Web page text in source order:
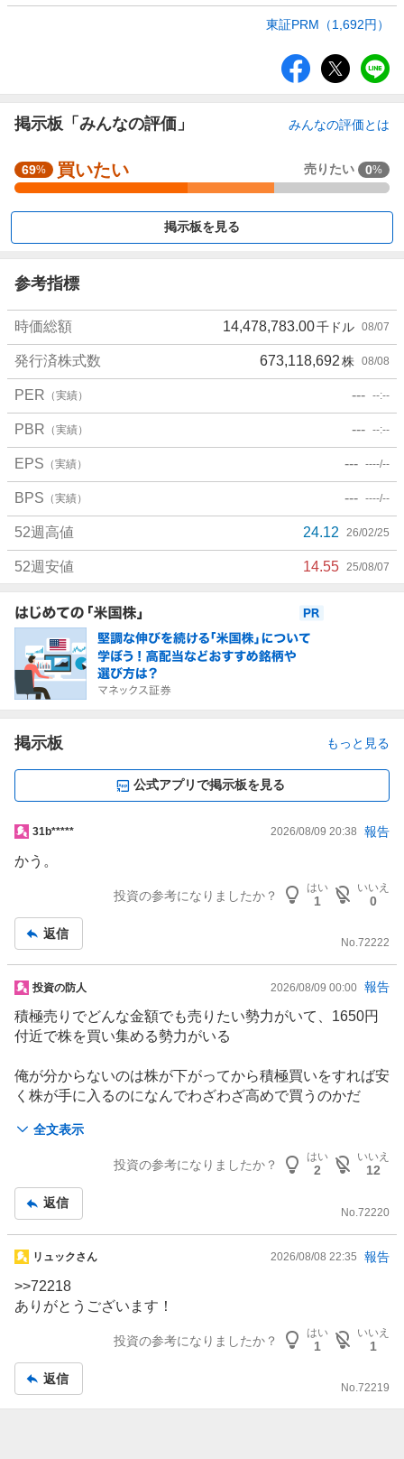
東証PRM（1,692円）
ア
掲示板「みんなの評価」 みんなの評価とは
強
く
た
4
.
1
5
%
、
買
い
た
い
2
3
0
8
%
、
様
子
見
3
0
.
%
、
売
り
0
強
く
売
り
い
0
69% 買いたい 売りたい 0%
掲示板を見る
参考指標
時価総額 14,478,783.00千ドル 08/07
発行済株式数 673,118,692株 08/08
PER （実績） --- --:--
PBR （実績） --- --:--
EPS （実績） --- ----/--
BPS （実績） --- ----/--
52週高値 24.12 26/02/25
52週安値 14.55 25/08/07
掲示板 もっと見る
公式アプリで掲示板を見る
掲
板
31b***** 2026/08/09 20:38 報告
かう。
投資の参考になりましたか？
はい
1
いいえ
0
返信
No.72222
掲
示
板
記
事
投資の防人 2026/08/09 00:00 報告
全文表示
積極売りでどんな金額でも売りたい勢力がいて、1650円
付近で株を買い集める勢力がいる
俺が分からないのは株が下がってから積極買いをすれば安
く株が手に入るのになんでわざわざ高めで買うのかだ
こんな状況だと株が上がるか下がるか分からんから様子見
投資の参考になりましたか？
はい
2
いいえ
12
返信
No. 72220
掲
板
記
リュックさん 2026/08/08 22:35 報告
>>72218
ありがとうございます！
投資の参考になりましたか？
はい
1
いいえ
1
返信
No.72219